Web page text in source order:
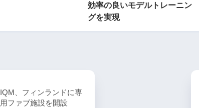
効率の良いモデルトレーニン
グを実現
IQM、フィンランドに専
用ファブ施設を開設